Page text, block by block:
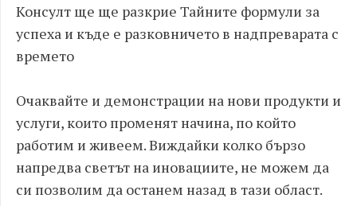
Консулт ще ще разкрие Тайните формули за
успеха и къде е разковничето в надпреварата с
времето
Очаквайте и демонстрации на нови продукти и
услуги, които променят начина, по който
работим и живеем. Виждайки колко бързо
напредва светът на иновациите, не можем да
си позволим да останем назад в тази област.